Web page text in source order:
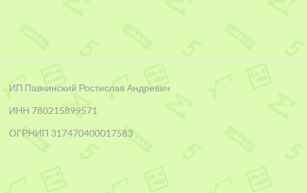
ИП Павчинский Ростислав Андревич
ИНН 780215899571
ОГРНИП 317470400017583